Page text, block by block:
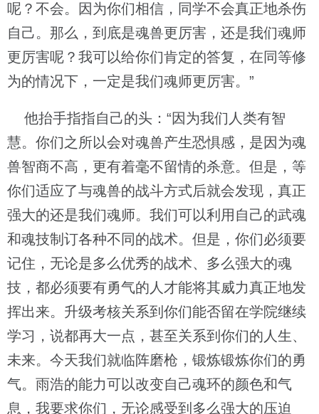
呢？不会。因为你们相信，同学不会真正地杀伤
自己。那么，到底是魂兽更厉害，还是我们魂师
更厉害呢？我可以给你们肯定的答复，在同等修
为的情况下，一定是我们魂师更厉害。”
他抬手指指自己的头：“因为我们人类有智
慧。你们之所以会对魂兽产生恐惧感，是因为魂
兽智商不高，更有着毫不留情的杀意。但是，等
你们适应了与魂兽的战斗方式后就会发现，真正
强大的还是我们魂师。我们可以利用自己的武魂
和魂技制订各种不同的战术。但是，你们必须要
记住，无论是多么优秀的战术、多么强大的魂
技，都必须要有勇气的人才能将其威力真正地发
挥出来。升级考核关系到你们能否留在学院继续
学习，说都再大一点，甚至关系到你们的人生、
未来。今天我们就临阵磨枪，锻炼锻炼你们的勇
气。雨浩的能力可以改变自己魂环的颜色和气
息，我要求你们，无论感受到多么强大的压迫